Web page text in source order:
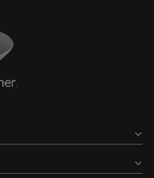
Logo